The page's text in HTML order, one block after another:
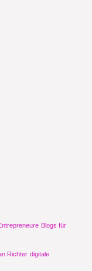
Blogs für
Richter digitale